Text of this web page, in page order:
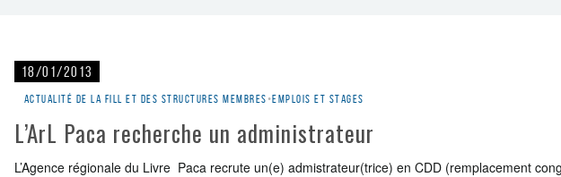
18/01/2013
Actualité de la Fill et des structures membres •Emplois et stages
L’ArL Paca recherche un administrateur
L’Agence régionale du Livre Paca recrute un(e) admistrateur(trice) en CDD (remplacement